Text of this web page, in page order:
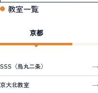
教室一覧
京都
SSS（烏丸二条）
京大北教室